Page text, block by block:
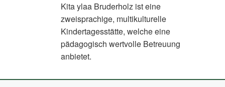
Kita ylaa Bruderholz ist eine
zweisprachige, multikulturelle
Kindertagesstätte, welche eine
pädagogisch wertvolle Betreuung
anbietet.